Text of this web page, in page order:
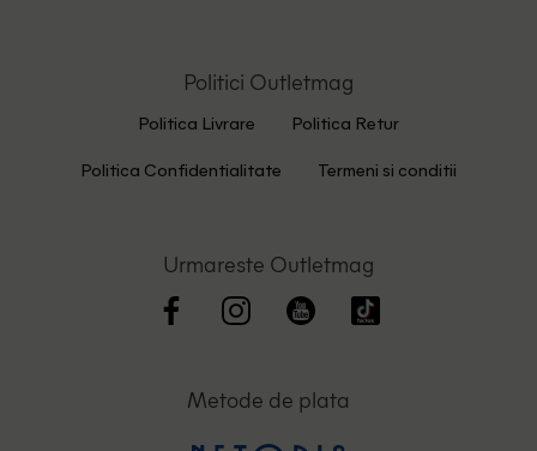
Politici Outletmag
Politica Livrare Politica Retur
Politica Confidentialitate Termeni si conditii
Urmareste Outletmag
Metode de plata